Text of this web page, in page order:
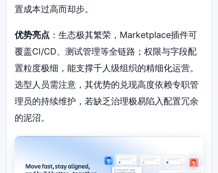
置成本过高而却步。
优势亮点 ：生态极其繁荣，Marketplace插件可
覆盖CI/CD、测试管理等全链路；权限与字段配
置粒度极细，能支撑千人级组织的精细化运营。
选型人员需注意，其优势的兑现高度依赖专职管
理员的持续维护，若缺乏治理极易陷入配置冗余
的泥沼。